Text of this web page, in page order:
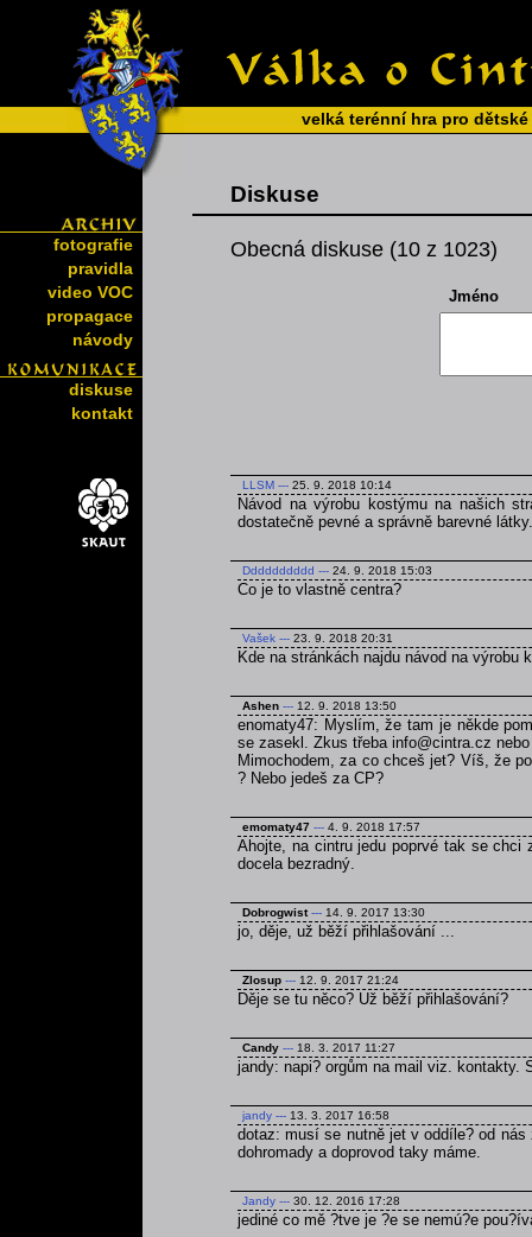
velká terénní hra pro
fotografie
pravidla
video VOC
propagace
návody
diskuse
kontakt
Diskuse
Obecná diskuse (10 z 1023)
Jméno
LLSM --- 25. 9. 2018 10:14
Návod na výrobu kostýmu na našich
dostatečně pevné a správně barevné látky.
Dddddddddd --- 24. 9. 2018 15:03
Co je to vlastně centra?
Vašek --- 23. 9. 2018 20:31
Kde na stránkách najdu návod na výrobu
Ashen --- 12. 9. 2018 13:50
enomaty47: Myslím, že tam je někde
se zasekl. Zkus třeba info@cintra.cz
Mimochodem, za co chceš jet? Víš, že
? Nebo jedeš za CP?
emomaty47 --- 4. 9. 2018 17:57
Ahojte, na cintru jedu poprvé tak se chci
docela bezradný.
Dobrogwist --- 14. 9. 2017 13:30
jo, děje, už běží přihlašování ...
Zlosup --- 12. 9. 2017 21:24
Děje se tu něco? Už běží přihlašování?
Candy --- 18. 3. 2017 11:27
jandy: napi? orgům na mail viz. kontakty.
jandy --- 13. 3. 2017 16:58
dotaz: musí se nutně jet v oddíle? od
dohromady a doprovod taky máme.
Jandy --- 30. 12. 2016 17:28
jediné co mě ?tve je ?e se nemú?e